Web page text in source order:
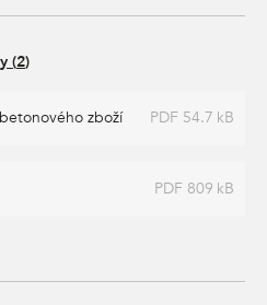
(2)
zboží PDF 54.7 kB
PDF 809 kB